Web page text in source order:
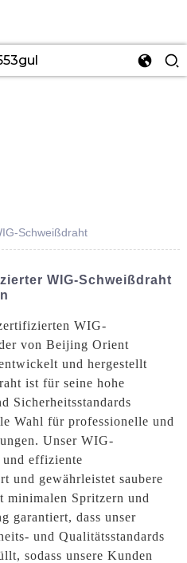
Schweißdraht
WIG-Schweißdraht
WIG-
von Beijing Orient
und hergestellt
ist für seine hohe
Sicherheitsstandards
Wahl für professionelle und
Unser WIG-
effiziente
und gewährleistet saubere
minimalen Spritzern und
garantiert, dass unser
und Qualitätsstandards
sodass unsere Kunden